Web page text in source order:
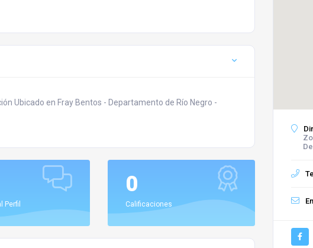
Ubicado en Fray Bentos - Departamento de Río Negro -
Perfil
0
Calificaciones